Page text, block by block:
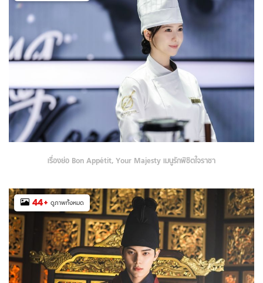
เรื่องย่อ Bon Appétit, Your Majesty เมนูรักพิชิตใจราชา
44+ ดูภาพทั้งหมด